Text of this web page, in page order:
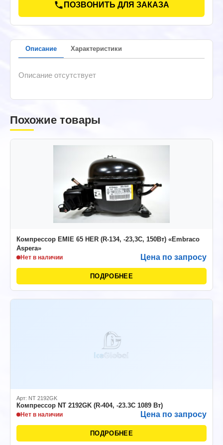
ПОЗВОНИТЬ ДЛЯ ЗАКАЗА
Описание Характеристики
Описание отсутствует
Похожие товары
Компрессор EMIE 65 HER (R-134, -23,3С, 150Вт) «Embraco
Aspera»
Нет в наличии Цена по запросу
ПОДРОБНЕЕ
Арт: NT 2192GK
Компрессор NT 2192GK (R-404, -23.3C 1089 Вт)
Нет в наличии Цена по запросу
ПОДРОБНЕЕ